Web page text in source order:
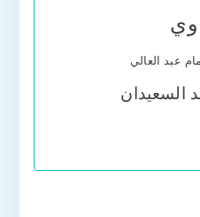
عبد العالي
السعيدان